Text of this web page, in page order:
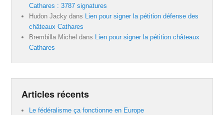
Cathares : 3787 signatures
Hudon Jacky dans Lien pour signer la pétition défense des
châteaux Cathares
Brembilla Michel dans Lien pour signer la pétition châteaux
Cathares
Articles récents
Le fédéralisme ça fonctionne en Europe